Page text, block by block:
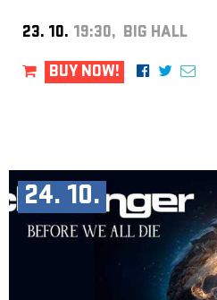
23. 10. 19:30, BIG HALL
BUY NOW!
24. 10.